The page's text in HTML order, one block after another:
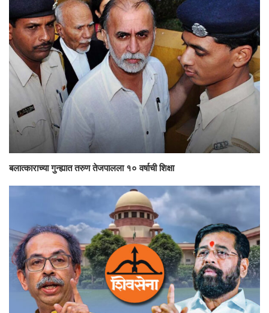
बलात्काराच्या गुन्ह्यात तरुण तेजपालला १० वर्षाची शिक्षा